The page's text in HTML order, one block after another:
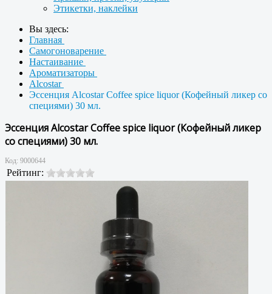
Этикетки, наклейки
Вы здесь:
Главная
Самогоноварение
Настаивание
Ароматизаторы
Alcostar
Эссенция Alcostar Coffee spice liquor (Кофейный ликер со
специями) 30 мл.
Эссенция Alcostar Coffee spice liquor (Кофейный ликер
со специями) 30 мл.
Код: 9000644
Рейтинг: